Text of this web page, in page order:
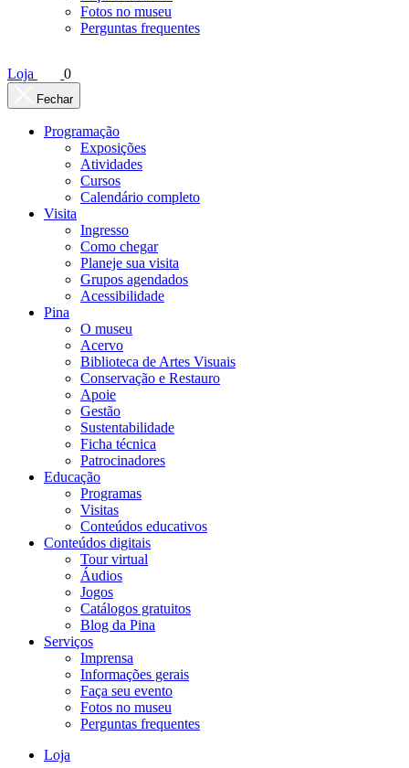
Fotos no museu
Perguntas frequentes
Loja 0
Fechar
Programação
Exposições
Atividades
Cursos
Calendário completo
Visita
Ingresso
Como chegar
Planeje sua visita
Grupos agendados
Acessibilidade
Pina
O museu
Acervo
Biblioteca de Artes Visuais
Conservação e Restauro
Apoie
Gestão
Sustentabilidade
Ficha técnica
Patrocinadores
Educação
Programas
Visitas
Conteúdos educativos​
Conteúdos digitais
Tour virtual
Áudios
Jogos
Catálogos gratuitos
Blog da Pina
Serviços
Imprensa
Informações gerais
Faça seu evento
Fotos no museu
Perguntas frequentes
Loja